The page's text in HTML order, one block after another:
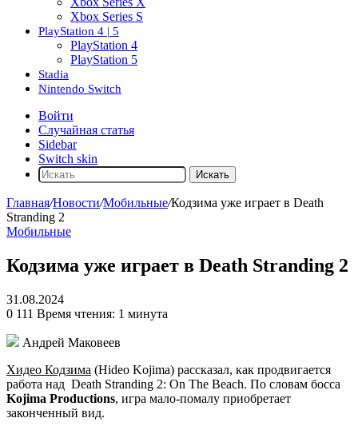
Xbox Series S
PlayStation 4 | 5
PlayStation 4
PlayStation 5
Stadia
Nintendo Switch
Войти
Случайная статья
Sidebar
Switch skin
Искать
Главная/Новости/Мобильные/Кодзима уже играет в Death
Stranding 2
Мобильные
Кодзима уже играет в Death Stranding 2
31.08.2024
0 111 Время чтения: 1 минута
Андрей Маковеев
Хидео Кодзима (Hideo Kojima) рассказал, как продвигается
работа над Death Stranding 2: On The Beach. По словам босса
Kojima Productions, игра мало-помалу приобретает
законченный вид.